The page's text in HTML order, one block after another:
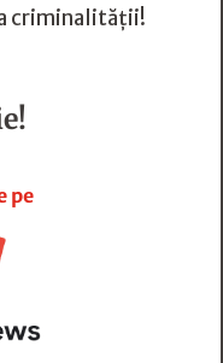
criminalității!
pe